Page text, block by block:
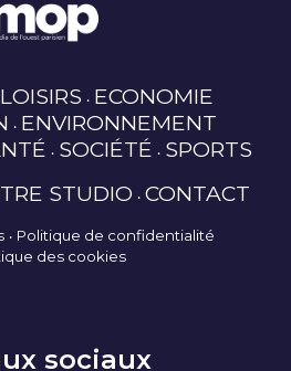
ECONOMIE
ENVIRONNEMENT
SOCIÉTÉ SPORTS
STUDIO CONTACT
Politique de confidentialité
des cookies
sociaux